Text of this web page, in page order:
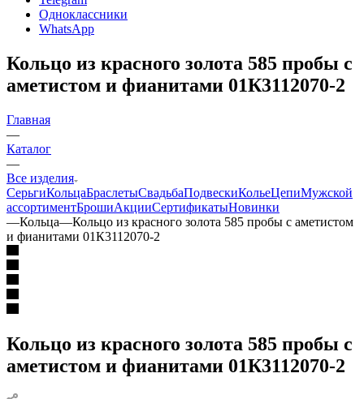
Одноклассники
WhatsApp
Кольцо из красного золота 585 пробы с
аметистом и фианитами 01К3112070-2
Главная
—
Каталог
—
Все изделия
СерьгиКольцаБраслетыСвадьбаПодвескиКольеЦепиМужской
ассортиментБрошиАкцииСертификатыНовинки
—Кольца—Кольцо из красного золота 585 пробы с аметистом
и фианитами 01К3112070-2
Кольцо из красного золота 585 пробы с
аметистом и фианитами 01К3112070-2